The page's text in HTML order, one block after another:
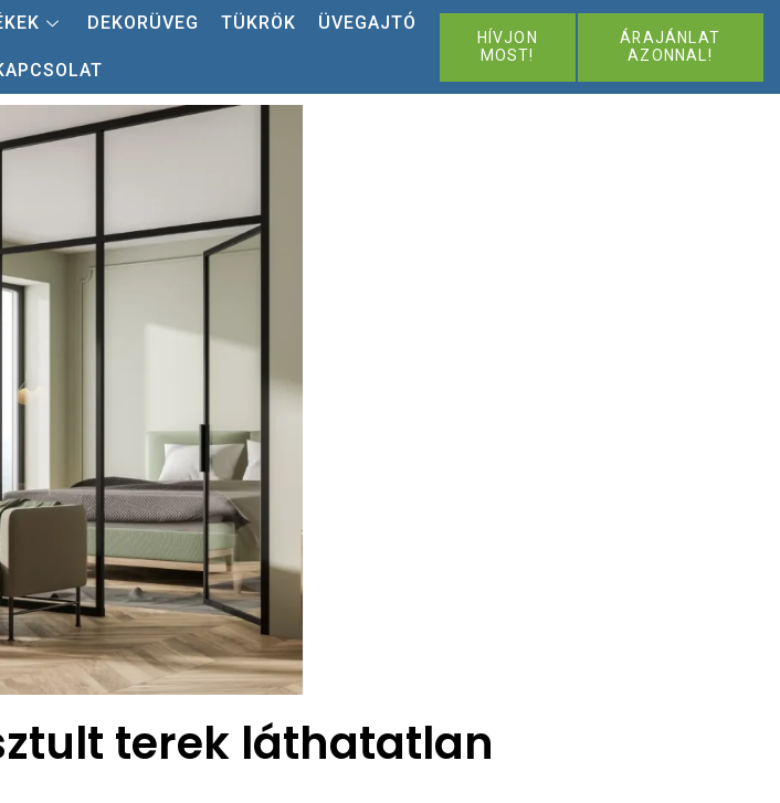
DEKORÜVEG TÜKRÖK ÜVEGAJTÓ
HÍVJON
MOST!
ÁRAJÁNLAT
AZONNAL!
terek láthatatlan